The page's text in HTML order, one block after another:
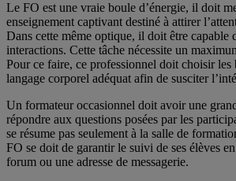
Le FO est une vraie boule d’énergie, il doit
enseignement captivant destiné à attirer
Dans cette même optique, il doit être capable
interactions. Cette tâche nécessite un
Pour ce faire, ce professionnel doit choisir les
langage corporel adéquat afin de susciter
Un formateur occasionnel doit avoir une
répondre aux questions posées par les
se résume pas seulement à la salle de
FO se doit de garantir le suivi de ses élèves
forum ou une adresse de messagerie.